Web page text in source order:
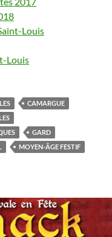
Louis
Louis
CAMARGUE
GARD
MOYEN-ÂGE FESTIF